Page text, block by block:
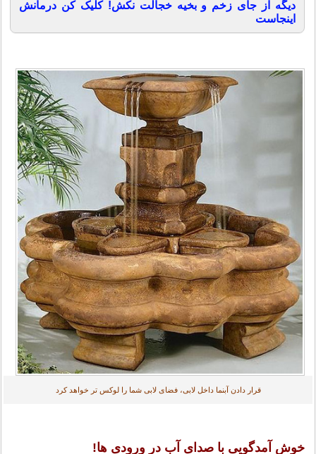
دیگه از جای زخم و بخیه خجالت نکش! کلیک کن درمانش
اینجاست
قرار دادن آبنما داخل لابی، فضای لابی شما را لوكس تر خواهد كرد
خوش آمدگویی با صدای آب در ورودی ها!